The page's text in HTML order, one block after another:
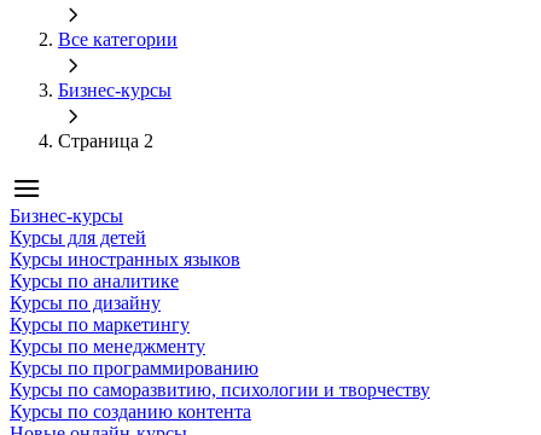
Все категории
Бизнес-курсы
Страница 2
Бизнес-курсы
Курсы для детей
Курсы иностранных языков
Курсы по аналитике
Курсы по дизайну
Курсы по маркетингу
Курсы по менеджменту
Курсы по программированию
Курсы по саморазвитию, психологии и творчеству
Курсы по созданию контента